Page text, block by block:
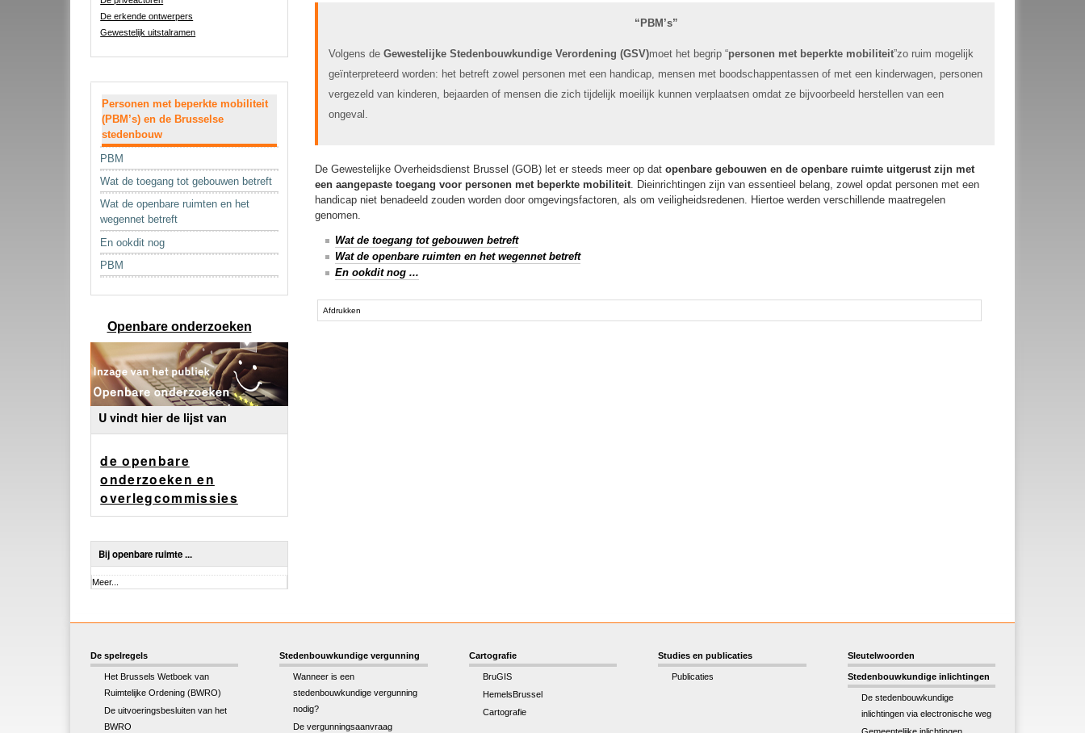
De erkende ontwerpers
Gewestelijk uitstalramen
Personen met beperkte mobiliteit
(PBM’s) en de Brusselse
stedenbouw
PBM
Wat de toegang tot gebouwen betreft
Wat de openbare ruimten en het
wegennet betreft
En ookdit nog
PBM
Openbare onderzoeken
U vindt hier de lijst van
de openbare
onderzoeken en
overlegcommissies
Bij openbare ruimte ...
Bij
Meer...
“PBM’s”
Volgens de Gewestelijke Stedenbouwkundige Verordening (GSV)moet het begrip “personen met beperkte mobiliteit”zo ruim mogelijk
geïnterpreteerd worden: het betreft zowel personen met een handicap, mensen met boodschappentassen of met een kinderwagen, personen
vergezeld van kinderen, bejaarden of mensen die zich tijdelijk moeilijk kunnen verplaatsen omdat ze bijvoorbeeld herstellen van een
ongeval.
De Gewestelijke Overheidsdienst Brussel (GOB) let er steeds meer op datopenbare gebouwen en de openbare ruimte uitgerust zijn met
een aangepaste toegang voor personen met beperkte mobiliteit . Dieinrichtingen zijn van essentieel belang, zowel opdat personen met een
handicap niet benadeeld zouden worden door omgevingsfactoren, als om veiligheidsredenen. Hiertoe werden verschillende maatregelen
genomen.
Wat de toegang tot gebouwen betreft
Wat de openbare ruimten en het wegennet betreft
En ookdit nog ...
acties
Afdrukken
De spelregels
Het Brussels Wetboek van
Ruimtelijke Ordening (BWRO)
De uitvoeringsbesluiten van het
BWRO
Stedenbouwkundige vergunning
Wanneer is een
stedenbouwkundige vergunning
nodig?
De vergunningsaanvraag
Cartografie
BruGIS
HemelsBrussel
Cartografie
Studies en publicaties
Publicaties
Sleutelwoorden
Stedenbouwkundige inlichtingen
De stedenbouwkundige
inlichtingen via electronische weg